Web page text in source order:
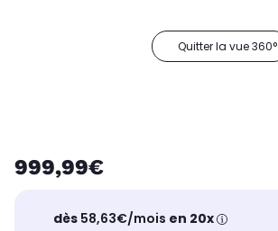
Quitter la vue 360°
999,99€
dès 58,63€/mois en 20x